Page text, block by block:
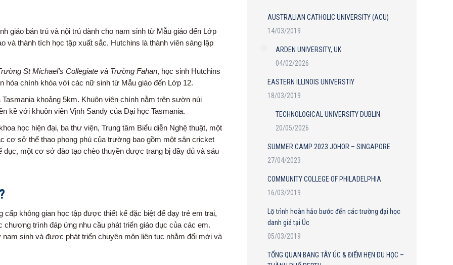
giáo bán trú và nội trú dành cho nam sinh từ Mẫu giáo đến Lớp
và thành tích học tập xuất sắc. Hutchins là thành viên sáng lập
St Michael’s Collegiate và Trường Fahan, học sinh Hutchins
chính khóa với các nữ sinh từ Mẫu giáo đến Lớp 12.
khoảng 5km. Khuôn viên chính nằm trên sườn núi
kề với khuôn viên Vịnh Sandy của Đại học Tasmania.
học hiện đại, ba thư viện, Trung tâm Biểu diễn Nghệ thuật, một
cơ sở thể thao phong phú của trường bao gồm một sân cricket
một cơ sở đào tạo chèo thuyền được trang bị đầy đủ và sáu
không gian học tập được thiết kế đặc biệt để dạy trẻ em trai,
trình đáp ứng nhu cầu phát triển giáo dục của các em.
sinh và được phát triển chuyên môn liên tục nhằm đổi mới và
AUSTRALIAN CATHOLIC UNIVERSITY (ACU)
14/03/2019
ARDEN UNIVERSITY, UK
04/02/2026
EASTERN ILLINOIS UNIVERSTIY
18/03/2019
TECHNOLOGICAL UNIVERSITY DUBLIN
20/05/2026
SUMMER CAMP 2023 JOHOR – SINGAPORE
27/04/2023
COMMUNITY COLLEGE OF PHILADELPHIA
16/03/2019
Lộ trình hoàn hảo bước đến các trường đại học
danh giá tại Úc
05/03/2019
TỔNG QUAN BANG TÂY ÚC & ĐIỂM HẸN DU HỌC –